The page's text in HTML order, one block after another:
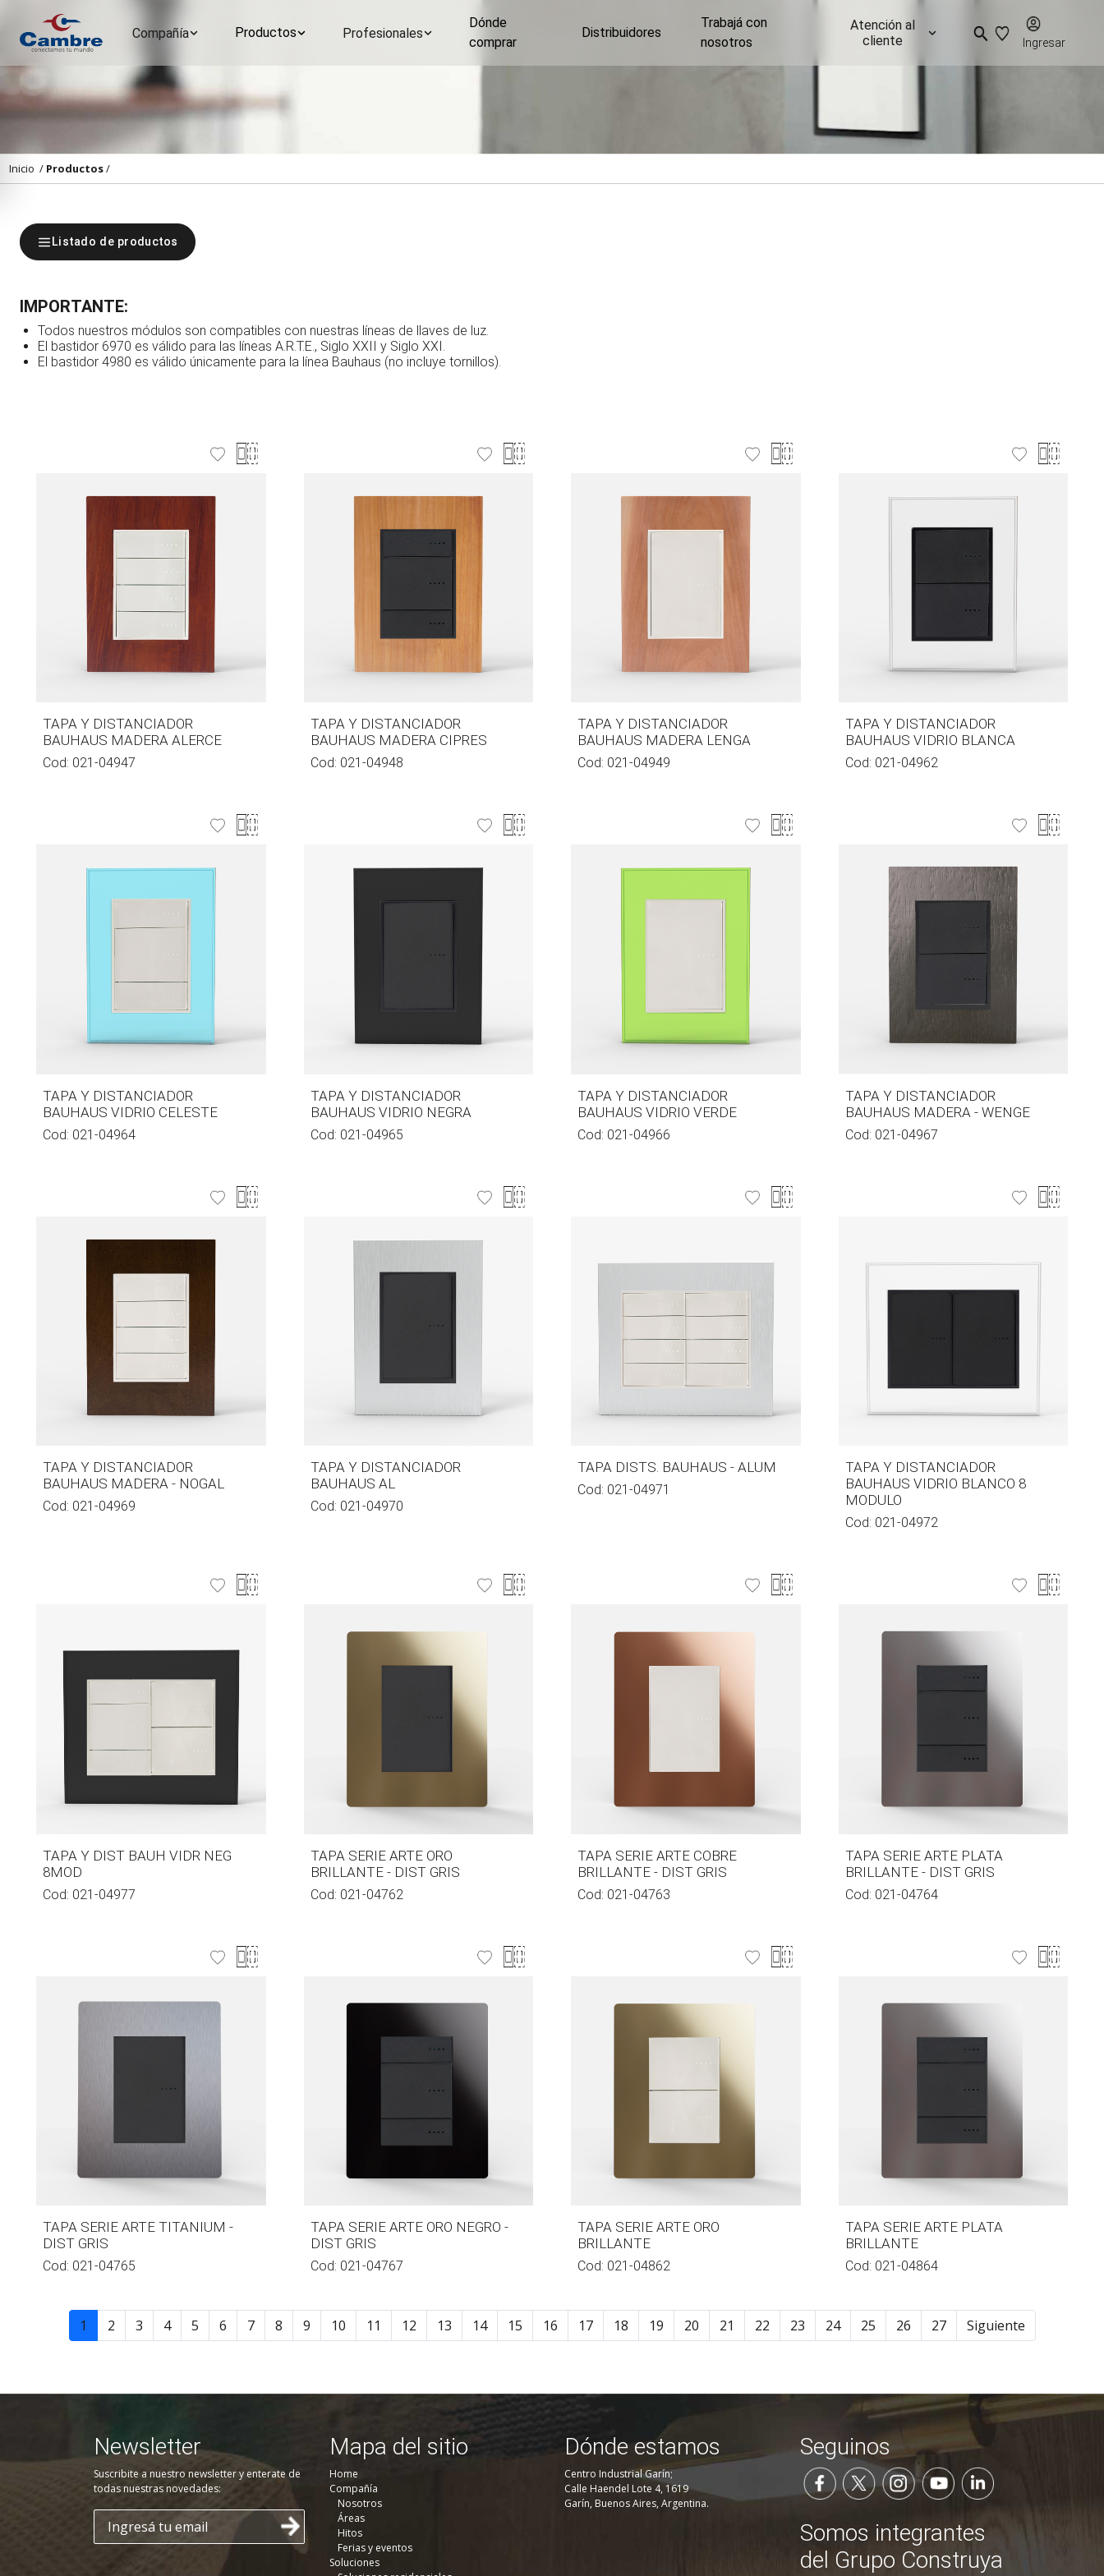
Compañía Productos Profesionales
Dónde
comprar
Distribuidores
Trabajá con
nosotros
Atención al
cliente
Ingresar
Inicio / Productos/
Listado de productos
IMPORTANTE:
Todos nuestros módulos son compatibles con nuestras líneas de llaves de luz.
El bastidor 6970 es válido para las líneas A.R.T.E., Siglo XXII y Siglo XXI.
El bastidor 4980 es válido únicamente para la línea Bauhaus (no incluye tornillos).
TAPA Y DISTANCIADOR
BAUHAUS MADERA ALERCE
Cod: 021-04947
TAPA Y DISTANCIADOR
BAUHAUS MADERA CIPRES
Cod: 021-04948
TAPA Y DISTANCIADOR
BAUHAUS MADERA LENGA
Cod: 021-04949
TAPA Y DISTANCIADOR
BAUHAUS VIDRIO BLANCA
Cod: 021-04962
TAPA Y DISTANCIADOR
BAUHAUS VIDRIO CELESTE
Cod: 021-04964
TAPA Y DISTANCIADOR
BAUHAUS VIDRIO NEGRA
Cod: 021-04965
TAPA Y DISTANCIADOR
BAUHAUS VIDRIO VERDE
Cod: 021-04966
TAPA Y DISTANCIADOR
BAUHAUS MADERA - WENGE
Cod: 021-04967
TAPA Y DISTANCIADOR
BAUHAUS MADERA - NOGAL
Cod: 021-04969
TAPA Y DISTANCIADOR
BAUHAUS AL
Cod: 021-04970
TAPA DISTS. BAUHAUS - ALUM
Cod: 021-04971
TAPA Y DISTANCIADOR
BAUHAUS VIDRIO BLANCO 8
MODULO
Cod: 021-04972
TAPA Y DIST BAUH VIDR NEG
8MOD
Cod: 021-04977
TAPA SERIE ARTE ORO
BRILLANTE - DIST GRIS
Cod: 021-04762
TAPA SERIE ARTE COBRE
BRILLANTE - DIST GRIS
Cod: 021-04763
TAPA SERIE ARTE PLATA
BRILLANTE - DIST GRIS
Cod: 021-04764
TAPA SERIE ARTE TITANIUM -
DIST GRIS
Cod: 021-04765
TAPA SERIE ARTE ORO NEGRO -
DIST GRIS
Cod: 021-04767
TAPA SERIE ARTE ORO
BRILLANTE
Cod: 021-04862
TAPA SERIE ARTE PLATA
BRILLANTE
Cod: 021-04864
1 2 3 4 5 6 7 8 9 10 11 12 13 14 15 16 17 18 19 20 21 22 23 24 25 26 27 Siguiente
Newsletter
Suscribite a nuestro newsletter y enterate de
todas nuestras novedades:
Mapa del sitio
Home
Compañía
Nosotros
Áreas
Hitos
Ferias y eventos
Soluciones
Dónde estamos
Centro Industrial Garín;
Calle Haendel Lote 4, 1619
Garín, Buenos Aires, Argentina.
Seguinos
Somos integrantes
del Grupo Construya